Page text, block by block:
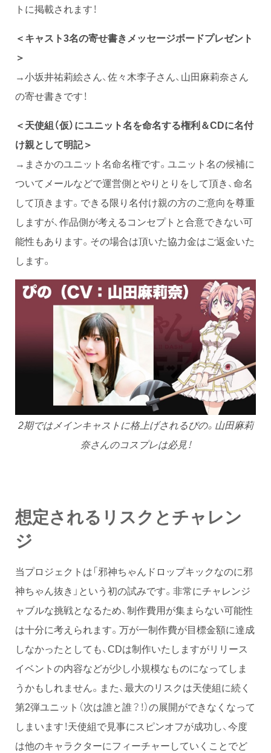
トに掲載されます！
＜キャスト3名の寄せ書きメッセージボードプレゼント
＞
→小坂井祐莉絵さん、佐々木李子さん、山田麻莉奈さん
の寄せ書きです！
＜天使組（仮）にユニット名を命名する権利＆CDに名付
け親として明記＞
→まさかのユニット名命名権です。ユニット名の候補に
ついてメールなどで運営側とやりとりをして頂き、命名
して頂きます。できる限り名付け親の方のご意向を尊重
しますが、作品側が考えるコンセプトと合意できない可
能性もあります。その場合は頂いた協力金はご返金いた
します。
2期ではメインキャストに格上げされるぴの。山田麻莉
奈さんのコスプレは必見！
想定されるリスクとチャレン
ジ
当プロジェクトは「邪神ちゃんドロップキックなのに邪
神ちゃん抜き」という初の試みです。非常にチャレンジ
ャブルな挑戦となるため、制作費用が集まらない可能性
は十分に考えられます。万が一制作費が目標金額に達成
しなかったとしても、CDは制作いたしますがリリース
イベントの内容などが少し小規模なものになってしま
うかもしれません。また、最大のリスクは天使組に続く
第2弾ユニット（次は誰と誰？！）の展開ができなくなって
しまいます！天使組で見事にスピンオフが成功し、今度
は他のキャラクターにフィーチャーしていくことでど